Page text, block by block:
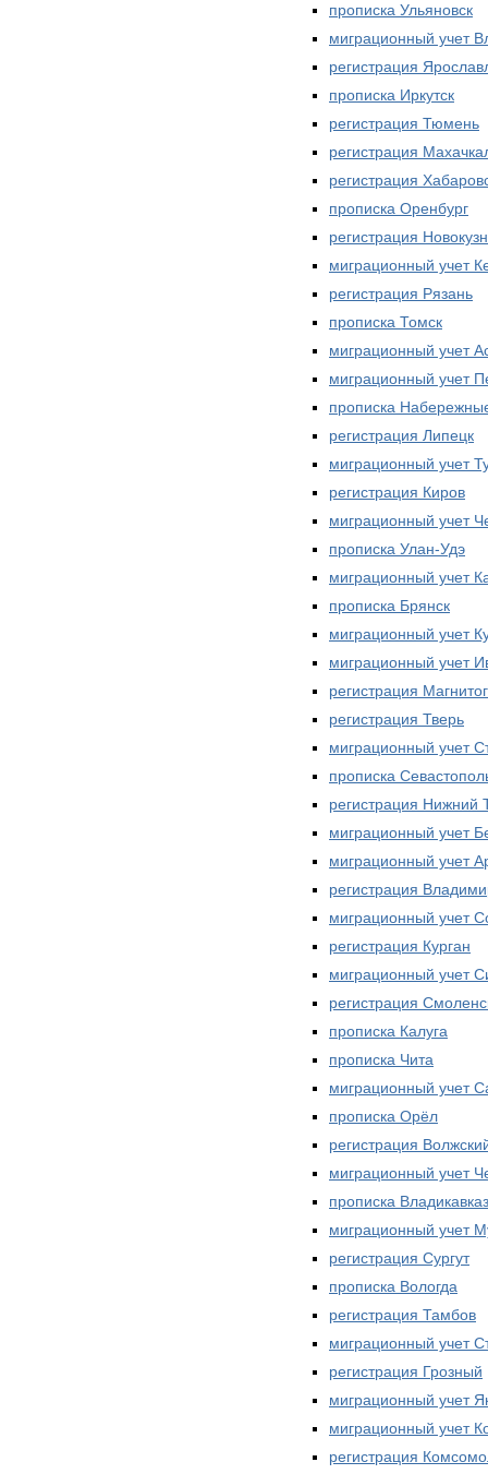
прописка Ульяновск
миграционный учет
регистрация
прописка Иркутск
регистрация Тюмень
регистрация
регистрация
прописка Оренбург
регистрация
миграционный учет
регистрация Рязань
прописка Томск
миграционный учет
миграционный учет
прописка
регистрация Липецк
миграционный учет
регистрация Киров
миграционный учет
прописка Улан-Удэ
миграционный учет
прописка Брянск
миграционный учет
миграционный учет
регистрация
регистрация Тверь
миграционный учет
прописка
регистрация Нижний
миграционный учет
миграционный учет
регистрация
миграционный учет
регистрация Курган
миграционный учет
регистрация
прописка Калуга
прописка Чита
миграционный учет
прописка Орёл
регистрация
миграционный учет
прописка Владикавказ
миграционный учет
регистрация Сургут
прописка Вологда
регистрация Тамбов
миграционный учет
регистрация Грозный
миграционный учет
миграционный учет
регистрация